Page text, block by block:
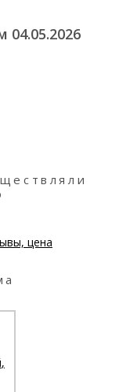
04.05.2026